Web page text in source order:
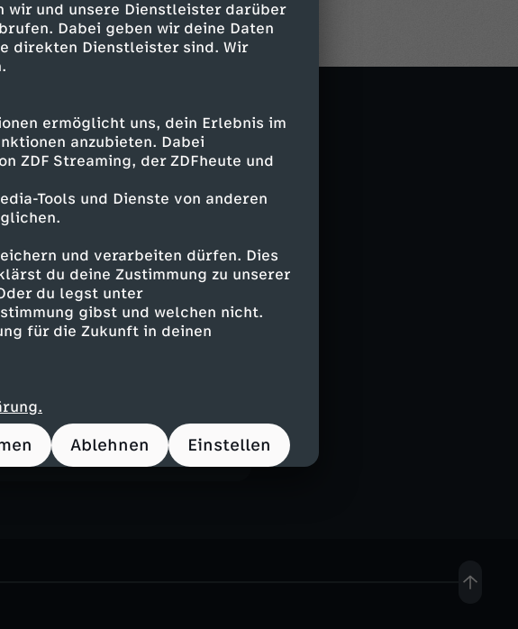
und unsere Dienstleister darüber
Dabei geben wir deine Daten
direkten Dienstleister sind. Wir
ermöglicht uns, dein Erlebnis im
anzubieten. Dabei
ZDF Streaming, der ZDFheute und
Tools und Dienste von anderen
und verarbeiten dürfen. Dies
du deine Zustimmung zu unserer
du legst unter
gibst und welchen nicht.
für die Zukunft in deinen
Ablehnen Einstellen